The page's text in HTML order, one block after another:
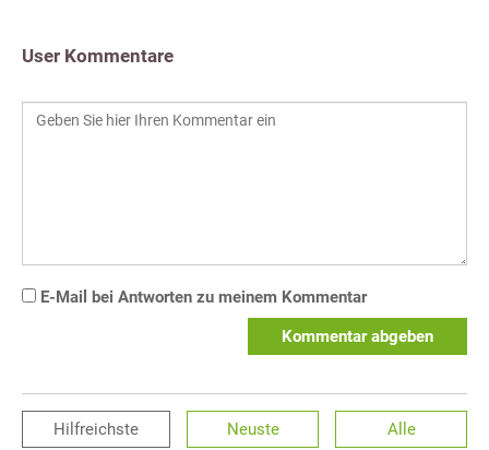
User Kommentare
E-Mail bei Antworten zu meinem Kommentar
Kommentar abgeben
Hilfreichste Neuste Alle